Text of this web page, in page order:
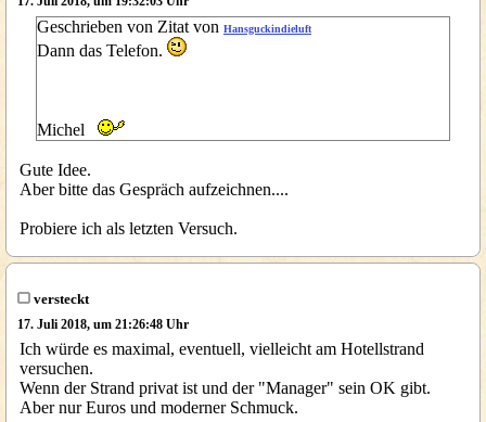
Geschrieben von Zitat von Hansguckindieluft
Dann das Telefon.
Michel
Gute Idee.
Aber bitte das Gespräch aufzeichnen....
Probiere ich als letzten Versuch.
versteckt
17. Juli 2018, um 21:26:48 Uhr
Ich würde es maximal, eventuell, vielleicht am Hotellstrand
versuchen.
Wenn der Strand privat ist und der "Manager" sein OK gibt.
Aber nur Euros und moderner Schmuck.